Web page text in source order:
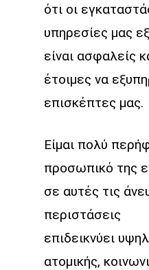
ότι οι
υπηρεσίες μας
είναι ασφαλείς
έτοιμες να
επισκέπτες μας.
Είμαι πολύ
προσωπικό της
σε αυτές τις
περιστάσεις
επιδεικνύει
ατομικής,